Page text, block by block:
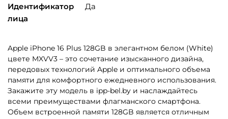
Идентификатор
лица
Да
Apple iPhone 16 Plus 128GB в элегантном белом (White)
цвете MXVV3 – это сочетание изысканного дизайна,
передовых технологий Apple и оптимального объема
памяти для комфортного ежедневного использования.
Закажите эту модель в ipp-bel.by и наслаждайтесь
всеми преимуществами флагманского смартфона.
Объем встроенной памяти 128GB является отличным